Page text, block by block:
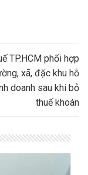
TP.HCM phối hợp
xã, đặc khu hỗ
doanh sau khi bỏ
thuế khoán